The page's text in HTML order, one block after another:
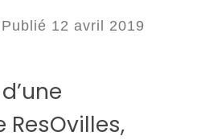
Publié 12 avril 2019